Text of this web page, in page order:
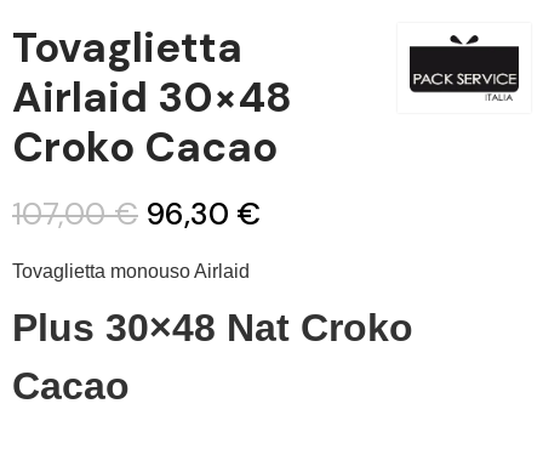
Tovaglietta
Airlaid 30×48
Croko Cacao
107,00 € 96,30 €
Tovaglietta monouso Airlaid
Plus 30×48 Nat Croko
Cacao